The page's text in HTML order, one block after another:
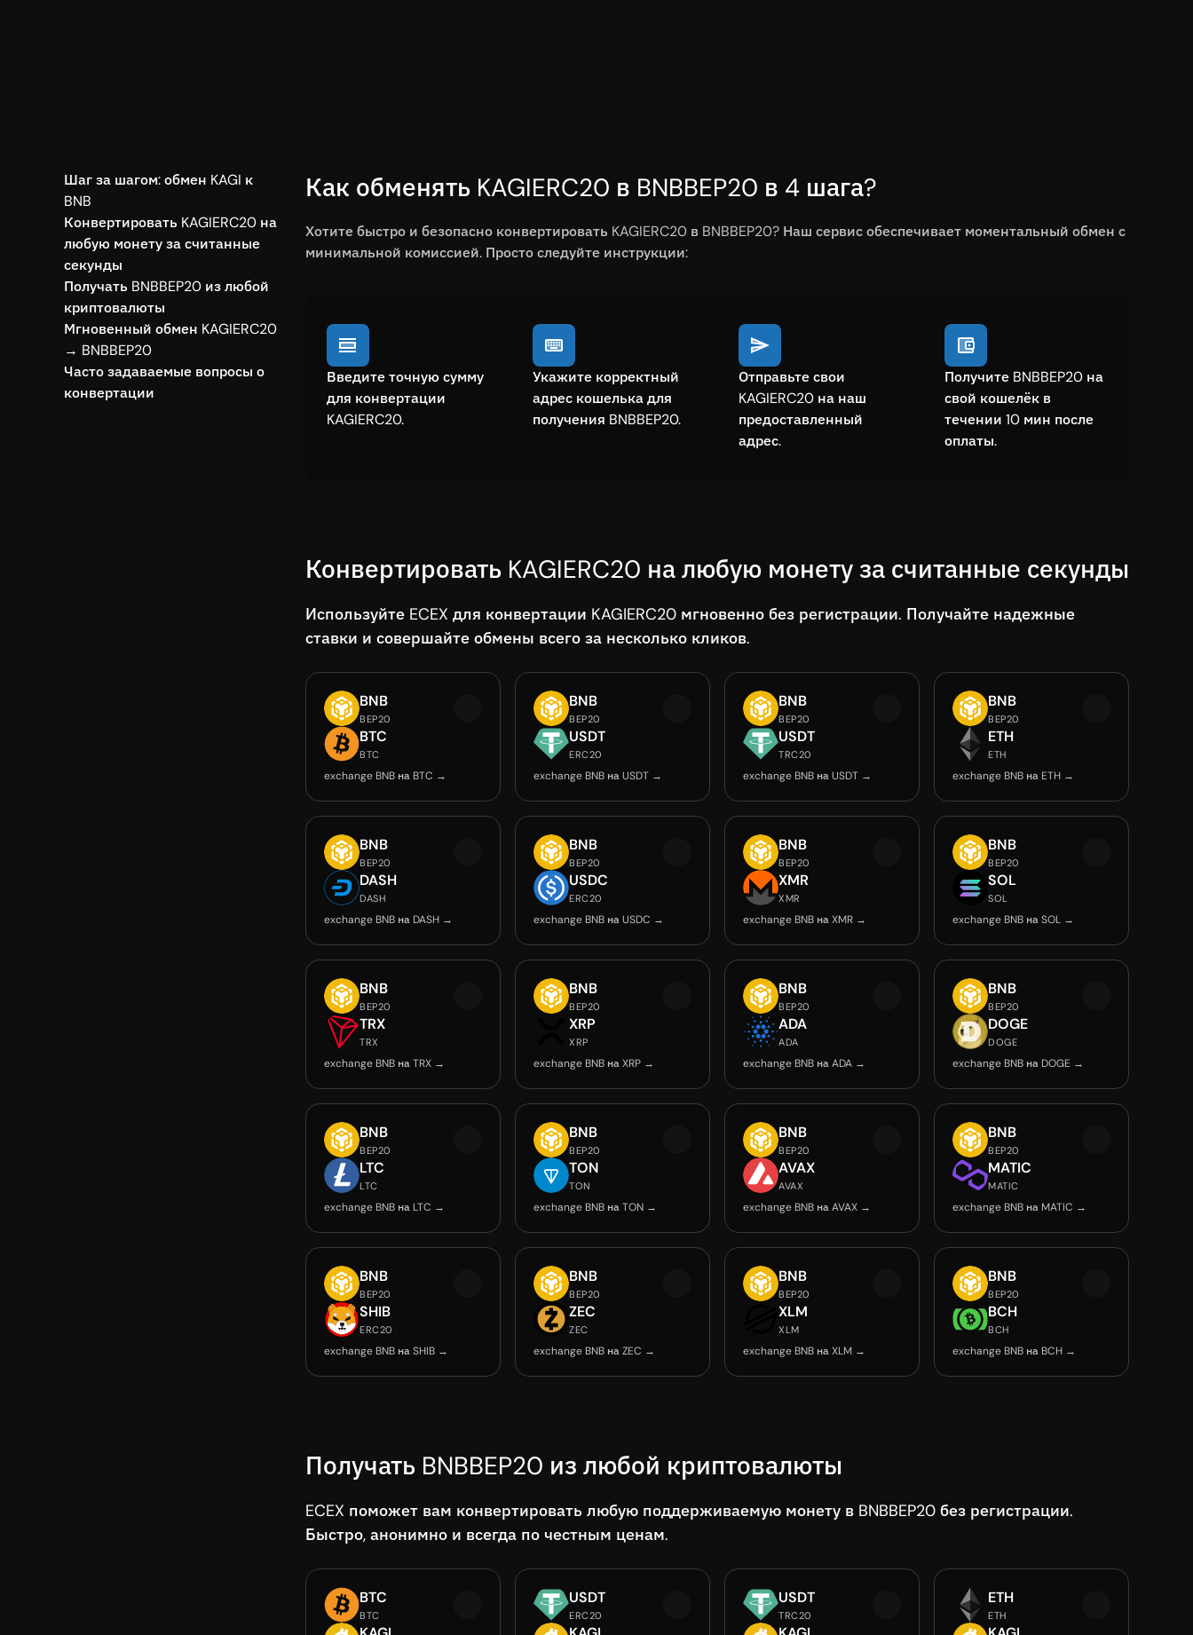
Шаг за шагом: обмен KAGI к
BNB
Конвертировать KAGIERC20 на
любую монету за считанные
секунды
Получать BNBBEP20 из любой
криптовалюты
Мгновенный обмен KAGIERC20
→ BNBBEP20
Часто задаваемые вопросы о
конвертации
Как обменять KAGIERC20 в BNBBEP20 в 4 шага?
Хотите быстро и безопасно конвертировать KAGIERC20 в BNBBEP20? Наш сервис обеспечивает моментальный обмен с
минимальной комиссией. Просто следуйте инструкции:
Введите точную сумму
для конвертации
KAGIERC20.
Укажите корректный
адрес кошелька для
получения BNBBEP20.
Отправьте свои
KAGIERC20 на наш
предоставленный
адрес.
Получите BNBBEP20 на
свой кошелёк в
течении 10 мин после
оплаты.
Конвертировать KAGIERC20 на любую монету за считанные секунды
Используйте ECEX для конвертации KAGIERC20 мгновенно без регистрации. Получайте надежные
ставки и совершайте обмены всего за несколько кликов.
BNB
BEP20
BTC
BTC
exchange BNB на BTC →
BNB
BEP20
USDT
ERC20
exchange BNB на USDT →
BNB
BEP20
USDT
TRC20
exchange BNB на USDT →
BNB
BEP20
ETH
ETH
exchange BNB на ETH →
BNB
BEP20
DASH
DASH
exchange BNB на DASH →
BNB
BEP20
USDC
ERC20
exchange BNB на USDC →
BNB
BEP20
XMR
XMR
exchange BNB на XMR →
BNB
BEP20
SOL
SOL
exchange BNB на SOL →
BNB
BEP20
TRX
TRX
exchange BNB на TRX →
BNB
BEP20
XRP
XRP
exchange BNB на XRP →
BNB
BEP20
ADA
ADA
exchange BNB на ADA →
BNB
BEP20
DOGE
DOGE
exchange BNB на DOGE →
BNB
BEP20
LTC
LTC
exchange BNB на LTC →
BNB
BEP20
TON
TON
exchange BNB на TON →
BNB
BEP20
AVAX
AVAX
exchange BNB на AVAX →
BNB
BEP20
MATIC
MATIC
exchange BNB на MATIC →
BNB
BEP20
SHIB
ERC20
exchange BNB на SHIB →
BNB
BEP20
ZEC
ZEC
exchange BNB на ZEC →
BNB
BEP20
XLM
XLM
exchange BNB на XLM →
BNB
BEP20
BCH
BCH
exchange BNB на BCH →
Получать BNBBEP20 из любой криптовалюты
ECEX поможет вам конвертировать любую поддерживаемую монету в BNBBEP20 без регистрации.
Быстро, анонимно и всегда по честным ценам.
BTC
BTC
USDT
ERC20
USDT
TRC20
ETH
ETH